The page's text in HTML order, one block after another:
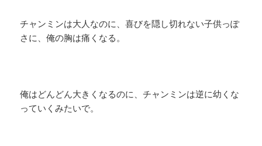
チャンミンは大人なのに、喜びを隠し切れない子供っぽ
さに、俺の胸は痛くなる。
俺はどんどん大きくなるのに、チャンミンは逆に幼くな
っていくみたいで。